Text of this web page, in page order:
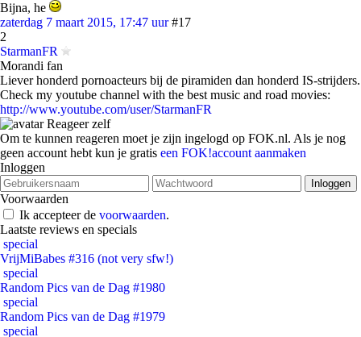
Bijna, he
zaterdag 7 maart 2015, 17:47 uur #17
2
StarmanFR
Morandi fan
Liever honderd pornoacteurs bij de piramiden dan honderd IS-strijders.
Check my youtube channel with the best music and road movies:
http://www.youtube.com/user/StarmanFR
Reageer zelf
Om te kunnen reageren moet je zijn ingelogd op FOK.nl. Als je nog
geen account hebt kun je gratis een FOK!account aanmaken
Inloggen
Voorwaarden
Ik accepteer de voorwaarden.
Laatste reviews en specials
special
VrijMiBabes #316 (not very sfw!)
special
Random Pics van de Dag #1980
special
Random Pics van de Dag #1979
special